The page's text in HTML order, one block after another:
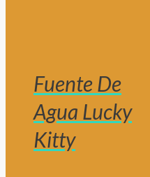
Fuente De
Agua Lucky
Kitty